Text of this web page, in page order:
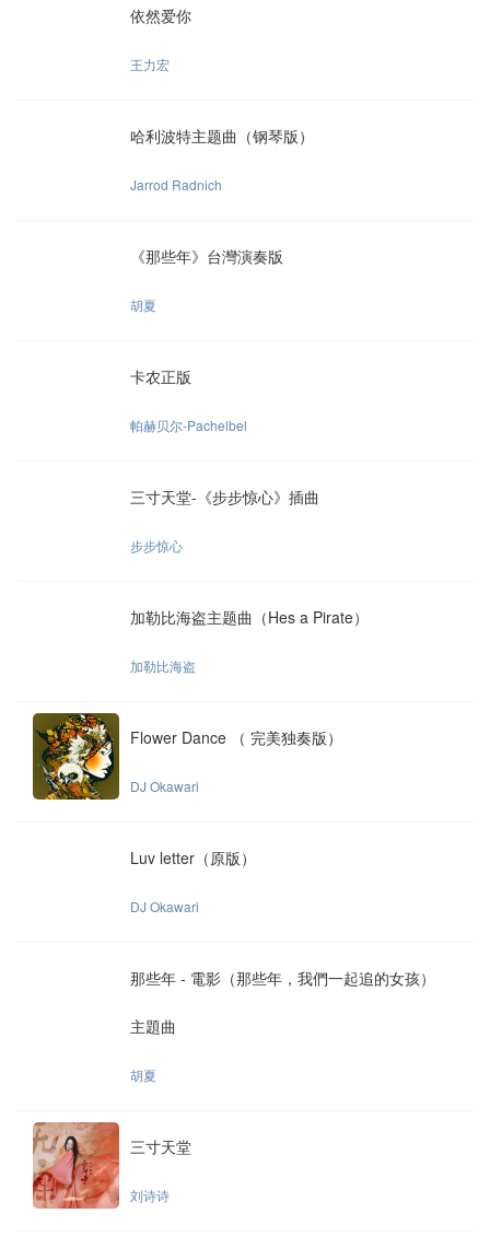
依然爱你
王力宏
哈利波特主题曲（钢琴版）
Jarrod Radnich
《那些年》台灣演奏版
胡夏
卡农正版
帕赫贝尔-Pachelbel
三寸天堂-《步步惊心》插曲
步步惊心
加勒比海盗主题曲（Hes a Pirate）
加勒比海盗
Flower Dance （ 完美独奏版）
DJ Okawari
Luv letter（原版）
DJ Okawari
那些年 - 電影（那些年，我們一起追的女孩）
主題曲
胡夏
三寸天堂
刘诗诗